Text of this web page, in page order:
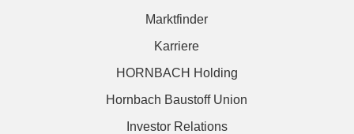
Marktfinder
Karriere
HORNBACH Holding
Hornbach Baustoff Union
Investor Relations